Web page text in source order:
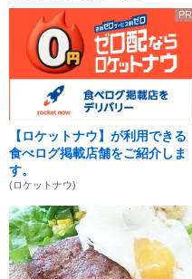
PR
【ロケットナウ】が利用できる
食べログ掲載店舗をご紹介しま
す。
(ロケットナウ)